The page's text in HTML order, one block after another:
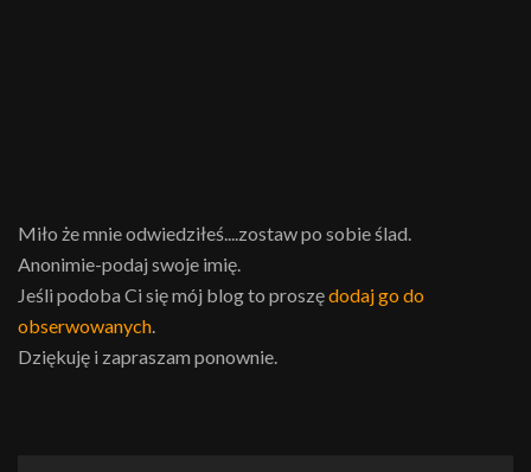
Miło że mnie odwiedziłeś....zostaw po sobie ślad.
Anonimie-podaj swoje imię.
Jeśli podoba Ci się mój blog to proszędodaj go do
obserwowanych.
Dziękuję i zapraszam ponownie.